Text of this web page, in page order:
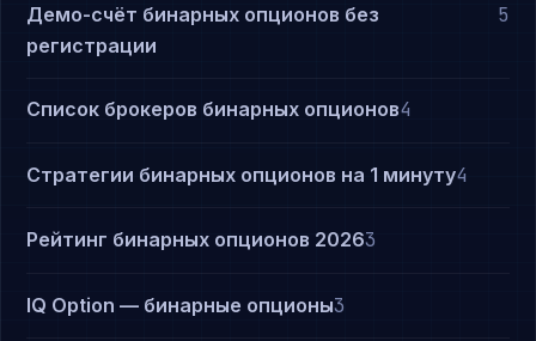
Демо-счёт бинарных опционов без
регистрации
5
Список брокеров бинарных опционов4
Стратегии бинарных опционов на 1 минуту4
Рейтинг бинарных опционов 20263
IQ Option — бинарные опционы3